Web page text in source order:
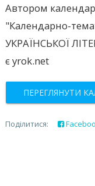
Автором
"Календарно-
УКРАЇНСЬКОЇ
є yrok.net
ПЕРЕГЛЯНУТИ
Поділитися: